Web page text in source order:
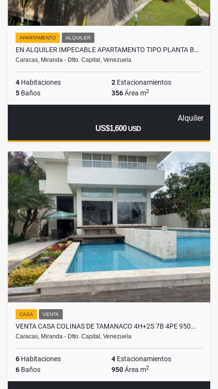
APARTAMENTO ALQUILER
EN ALQUILER IMPECABLE APARTAMENTO TIPO PLANTA B…
Caracas, Miranda - Dtto. Capital, Venezuela
4 Habitaciones 2 Estacionamientos
5 Baños 356Área m2
Alquiler
US$1,600USD
CASA VENTA
VENTA CASA COLINAS DE TAMANACO 4H+2S 7B 4PE 950…
Caracas, Miranda - Dtto. Capital, Venezuela
6 Habitaciones 4 Estacionamientos
6 Baños 950Área m2